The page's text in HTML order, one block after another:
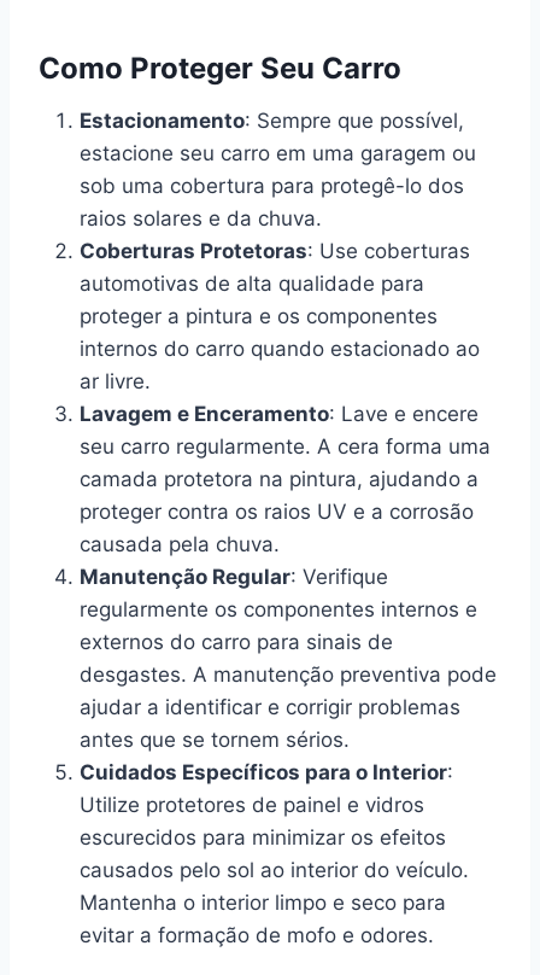
Como Proteger Seu Carro
Estacionamento: Sempre que possível,
estacione seu carro em uma garagem ou
sob uma cobertura para protegê-lo dos
raios solares e da chuva.
Coberturas Protetoras: Use coberturas
automotivas de alta qualidade para
proteger a pintura e os componentes
internos do carro quando estacionado ao
ar livre.
Lavagem e Enceramento: Lave e encere
seu carro regularmente. A cera forma uma
camada protetora na pintura, ajudando a
proteger contra os raios UV e a corrosão
causada pela chuva.
Manutenção Regular: Verifique
regularmente os componentes internos e
externos do carro para sinais de
desgastes. A manutenção preventiva pode
ajudar a identificar e corrigir problemas
antes que se tornem sérios.
Cuidados Específicos para o Interior:
Utilize protetores de painel e vidros
escurecidos para minimizar os efeitos
causados pelo sol ao interior do veículo.
Mantenha o interior limpo e seco para
evitar a formação de mofo e odores.